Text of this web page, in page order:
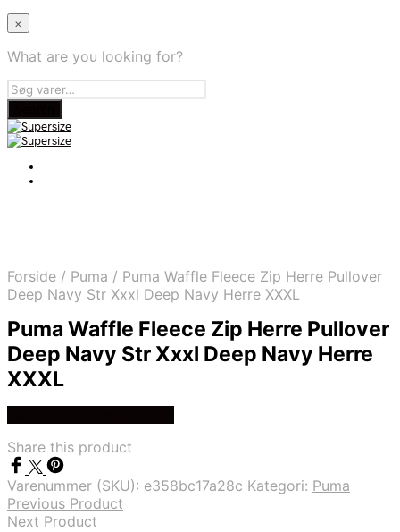
×
What are you looking for?
Forside / Puma / Puma Waffle Fleece Zip Herre Pullover
Deep Navy Str Xxxl Deep Navy Herre XXXL
Puma Waffle Fleece Zip Herre Pullover
Deep Navy Str Xxxl Deep Navy Herre
XXXL
Share this product
Varenummer (SKU): e358bc17a28c Kategori: Puma
Previous Product
Next Product